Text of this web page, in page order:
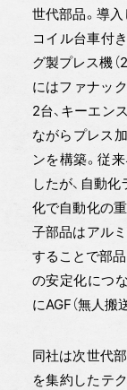
世代部品。導
コイル台車付
グ製プレス機（
にはファナッ
2台、キーエン
ながらプレス
ンを構築。従
したが、自動
化で自動化の
子部品はアル
することで部
の安定化につ
にAGF（無人搬
同社は次世代
を集約したテ